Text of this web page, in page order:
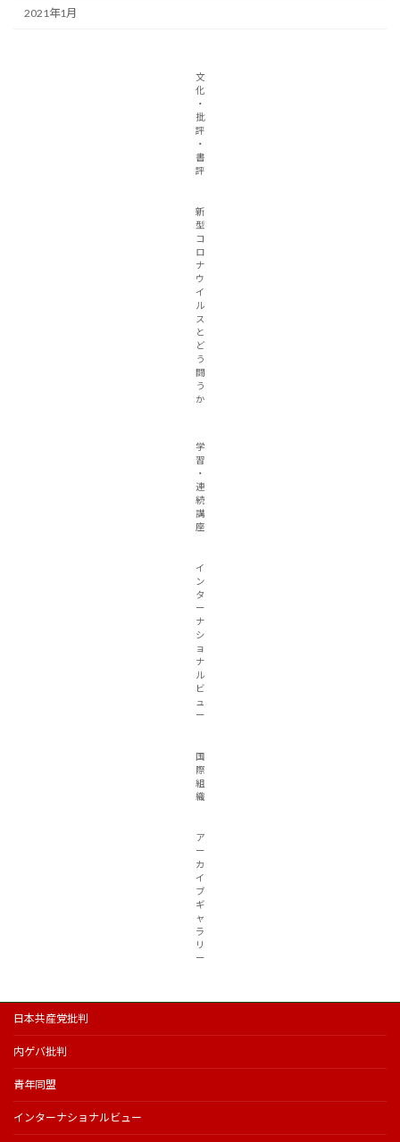
2021年1月
文
化
・
批
評
・
書
評
新
型
コ
ロ
ナ
ウ
イ
ル
ス
と
ど
う
闘
う
か
学
習
・
連
続
講
座
イ
ン
タ
ー
ナ
シ
ョ
ナ
ル
ビ
ュ
ー
国
際
組
織
ア
ー
カ
イ
ブ
ギ
ャ
ラ
リ
ー
日本共産党批判
内ゲバ批判
青年同盟
インターナショナルビュー